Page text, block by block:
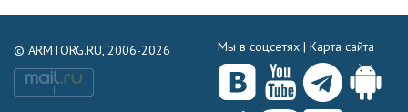
© ARMTORG.RU, 2006-2026 Мы в соцсетях | Карта сайта